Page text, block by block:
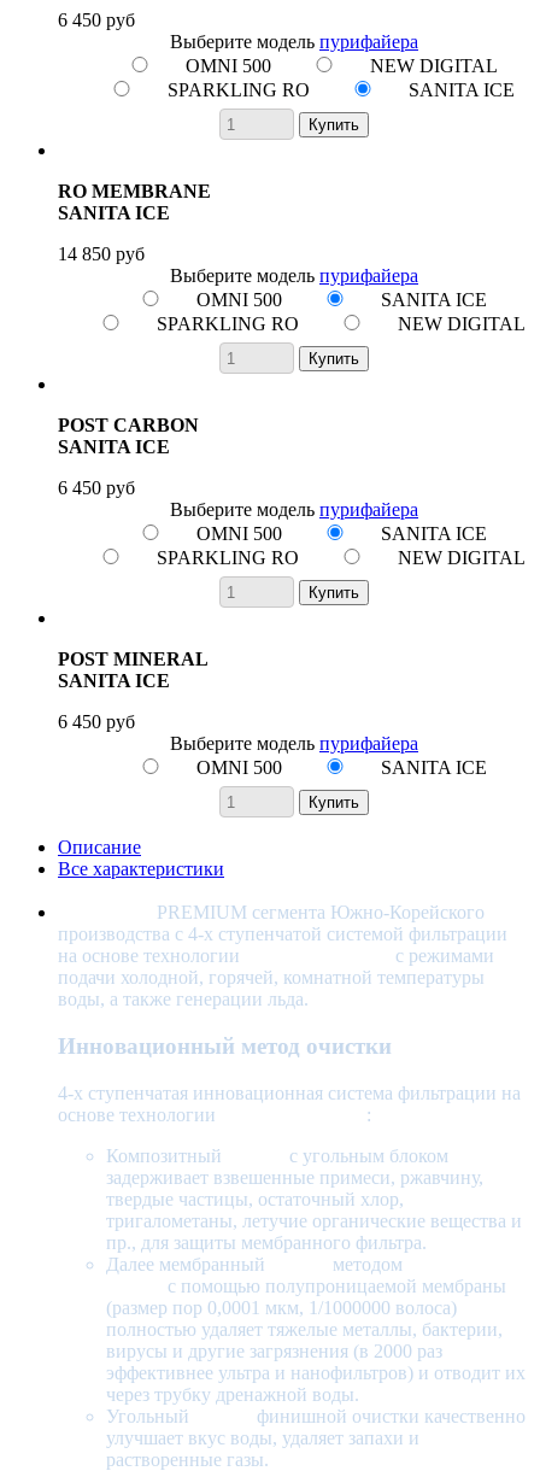
6 450 руб
Выберите модель пурифайера
OMNI 500
NEW DIGITAL
SPARKLING RO
SANITA ICE
Купить
RO MEMBRANE
SANITA ICE
14 850 руб
Выберите модель пурифайера
OMNI 500
SANITA ICE
SPARKLING RO
NEW DIGITAL
Купить
POST CARBON
SANITA ICE
6 450 руб
Выберите модель пурифайера
OMNI 500
SANITA ICE
SPARKLING RO
NEW DIGITAL
Купить
POST MINERAL
SANITA ICE
6 450 руб
Выберите модель пурифайера
OMNI 500
SANITA ICE
Купить
Описание
Все характеристики
PREMIUM сегмента Южно-Корейского
производства с 4-х ступенчатой системой фильтрации
на основе технологии
с режимами
подачи холодной, горячей, комнатной температуры
воды, а также генерации льда.
Инновационный метод очистки
4-х ступенчатая инновационная система фильтрации на
основе технологии
:
Композитный
с угольным блоком
задерживает взвешенные примеси, ржавчину,
твердые частицы, остаточный хлор,
тригалометаны, летучие органические вещества и
пр., для защиты мембранного фильтра.
Далее мембранный
методом
с помощью полупроницаемой мембраны
(размер пор 0,0001 мкм, 1/1000000 волоса)
полностью удаляет тяжелые металлы, бактерии,
вирусы и другие загрязнения (в 2000 раз
эффективнее ультра и нанофильтров) и отводит их
через трубку дренажной воды.
Угольный
финишной очистки качественно
улучшает вкус воды, удаляет запахи и
растворенные газы.